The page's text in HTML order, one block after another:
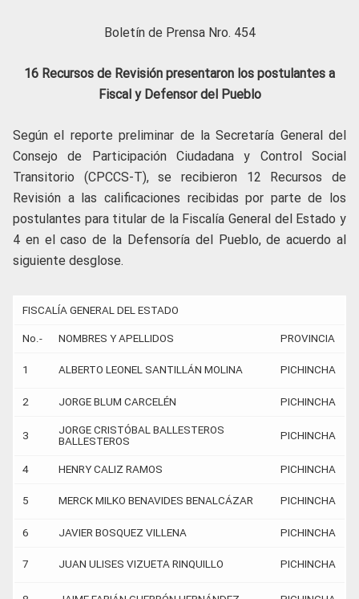
Boletín de Prensa Nro. 454
16 Recursos de Revisión presentaron los postulantes a
Fiscal y Defensor del Pueblo
Según el reporte preliminar de la Secretaría General del
Consejo de Participación Ciudadana y Control Social
Transitorio (CPCCS-T), se recibieron 12 Recursos de
Revisión a las calificaciones recibidas por parte de los
postulantes para titular de la Fiscalía General del Estado y
4 en el caso de la Defensoría del Pueblo, de acuerdo al
siguiente desglose.
FISCALÍA GENERAL DEL ESTADO
No.- NOMBRES Y APELLIDOS PROVINCIA
1 ALBERTO LEONEL SANTILLÁN MOLINA PICHINCHA
2 JORGE BLUM CARCELÉN PICHINCHA
3
JORGE CRISTÓBAL BALLESTEROS
BALLESTEROS
PICHINCHA
4 HENRY CALIZ RAMOS PICHINCHA
5 MERCK MILKO BENAVIDES BENALCÁZAR PICHINCHA
6 JAVIER BOSQUEZ VILLENA PICHINCHA
7 JUAN ULISES VIZUETA RINQUILLO PICHINCHA